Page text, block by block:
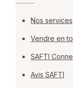
Nos services
Vendre en
SAFTI
Avis SAFTI